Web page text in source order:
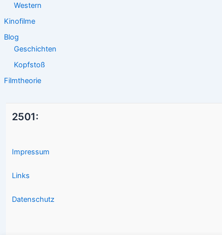
Western
Kinofilme
Blog
Geschichten
Kopfstoß
Filmtheorie
2501:
Impressum
Links
Datenschutz